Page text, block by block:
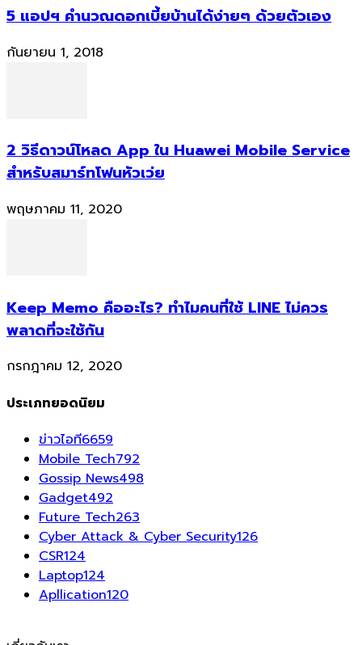
5 แอปฯ คำนวณดอกเบี้ยบ้านได้ง่ายๆ ด้วยตัวเอง
กันยายน 1, 2018
2 วิธีดาวน์โหลด App ใน Huawei Mobile Service
สำหรับสมาร์ทโฟนหัวเว่ย
พฤษภาคม 11, 2020
Keep Memo คืออะไร? ทำไมคนที่ใช้ LINE ไม่ควร
พลาดที่จะใช้กัน
กรกฎาคม 12, 2020
ประเภทยอดนิยม
ข่าวไอที6659
Mobile Tech792
Gossip News498
Gadget492
Future Tech263
Cyber Attack & Cyber Security126
CSR124
Laptop124
Apllication120